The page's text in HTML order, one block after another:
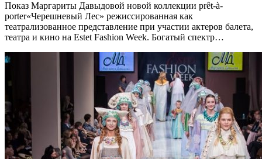
Показ Маргариты Давыдовой новой коллекции prêt-à-
porter«Черешневый Лес» режиссированная как
театрализованное представление при участии актеров балета,
театра и кино на Еstet Fashion Week. Богатый спектр…